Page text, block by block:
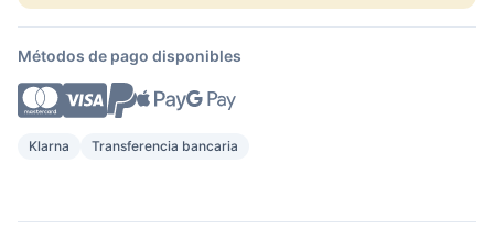
Métodos de pago disponibles
Klarna Transferencia bancaria